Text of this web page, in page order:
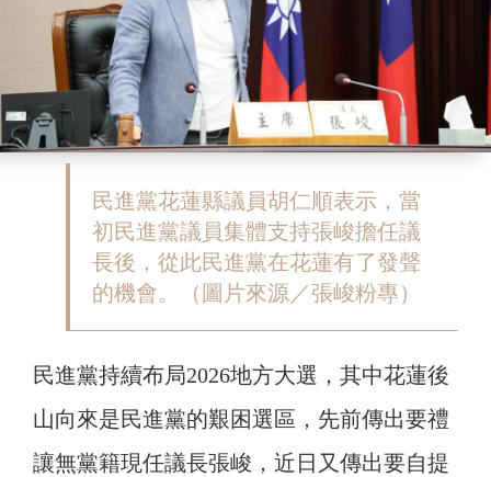
民進黨花蓮縣議員胡仁順表示，當
初民進黨議員集體支持張峻擔任議
長後，從此民進黨在花蓮有了發聲
的機會。（圖片來源／張峻粉專）
民進黨持續布局2026地方大選，其中花蓮後
山向來是民進黨的艱困選區，先前傳出要禮
讓無黨籍現任議長張峻，近日又傳出要自提